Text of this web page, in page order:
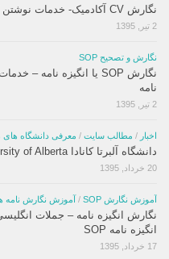
نگارش CV آکادمیک- خدمات نوشتن CV سی وی
2 تیر, 1395
نگارش و تصحیح SOP
نامه
2 تیر, 1395
اخبار / مطالب سایت / معرفی دانشگاه
دانشگاه آلبرتا کانادا University of Alberta
20 خرداد, 1395
آموزش نگارش SOP / آموزش نگارش نامه
نگارش انگیزه نامه – جملات
انگیزه نامه SOP
17 خرداد, 1395